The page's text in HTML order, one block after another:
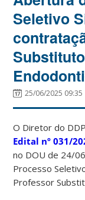
Seletivo
25/06/2025 09:35
O Diretor do
Edital nº 031/
no DOU de 24/
Processo
Professor